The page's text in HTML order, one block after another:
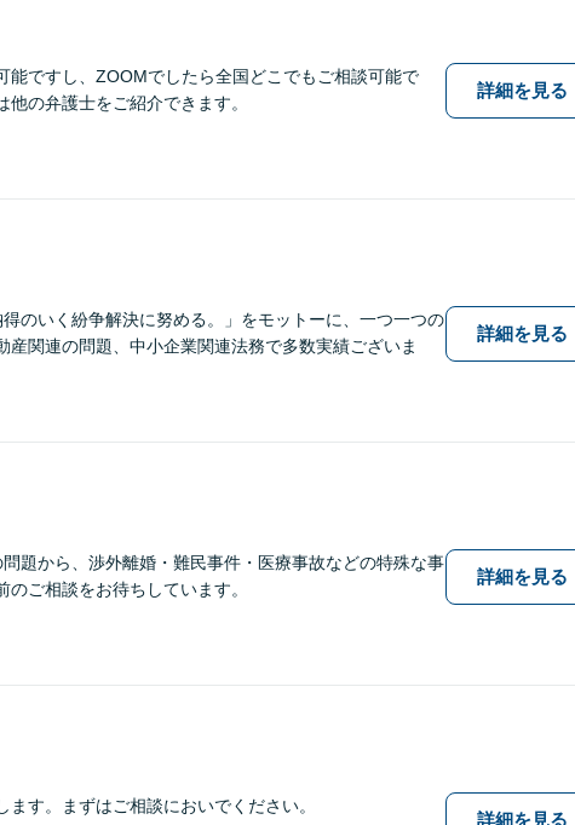
能ですし、ZOOMでしたら全国どこでもご相談可能で
の弁護士をご紹介できます。
詳細を見る
のいく紛争解決に努める。」をモットーに、一つ一つの
関連の問題、中小企業関連法務で多数実績ございま
詳細を見る
題から、渉外離婚・難民事件・医療事故などの特殊な事
ご相談をお待ちしています。
詳細を見る
す。まずはご相談においでください。
詳細を見る